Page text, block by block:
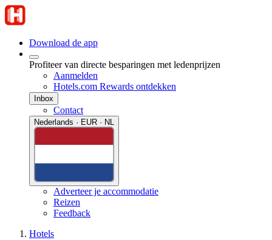
Download de app
Profiteer van directe besparingen met ledenprijzen
Aanmelden
Hotels.com Rewards ontdekken
Inbox
Contact
Nederlands · EUR · NL
Adverteer je accommodatie
Reizen
Feedback
Hotels